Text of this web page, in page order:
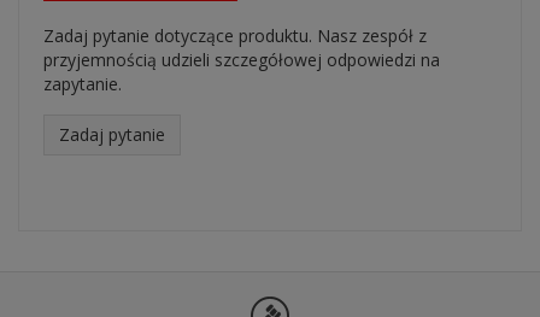
Zadaj pytanie dotyczące produktu. Nasz zespół z
przyjemnością udzieli szczegółowej odpowiedzi na
zapytanie.
Zadaj pytanie